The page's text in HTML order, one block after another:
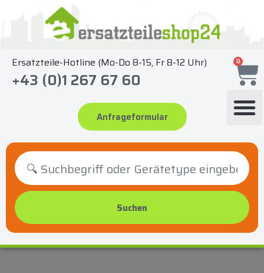
springen
Ersatzteile-Hotline (Mo-Do 8-15, Fr 8-12 Uhr)
+43 (0)1 267 67 60
Anfrageformular
0